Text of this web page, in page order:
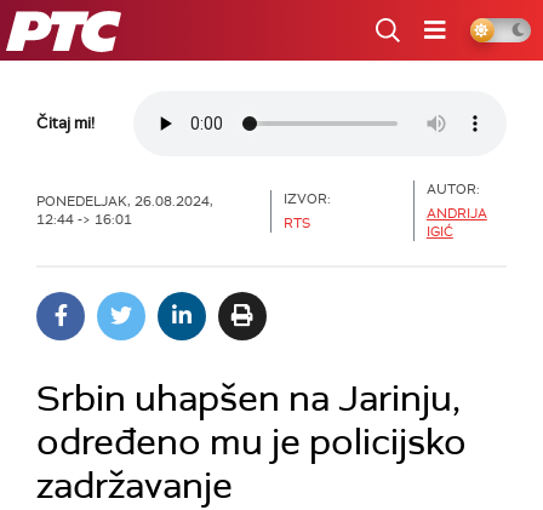
RTS
Čitaj mi!
PONEDELJAK, 26.08.2024,
12:44 -> 16:01
IZVOR:
RTS
AUTOR:
ANDRIJA
IGIĆ
Srbin uhapšen na Jarinju,
određeno mu je policijsko
zadržavanje